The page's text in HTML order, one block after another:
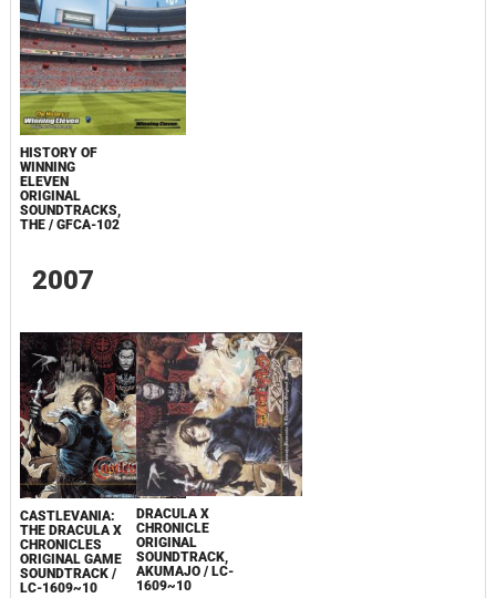
HISTORY OF
WINNING
ELEVEN
ORIGINAL
SOUNDTRACKS,
THE / GFCA-102
2007
CASTLEVANIA:
THE DRACULA X
CHRONICLES
ORIGINAL GAME
SOUNDTRACK /
LC-1609~10
DRACULA X
CHRONICLE
ORIGINAL
SOUNDTRACK,
AKUMAJO / LC-
1609~10